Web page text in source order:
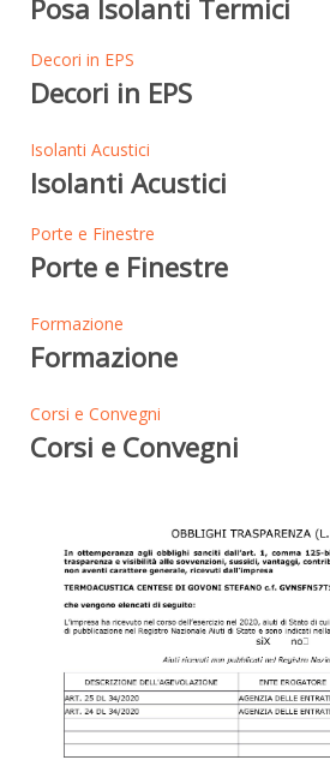
Posa Isolanti Termici
Decori in EPS
Decori in EPS
Isolanti Acustici
Isolanti Acustici
Porte e Finestre
Porte e Finestre
Formazione
Formazione
Corsi e Convegni
Corsi e Convegni